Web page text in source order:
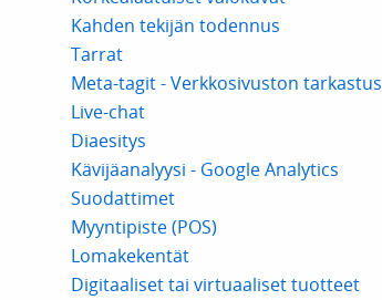
Kahden tekijän todennus
Tarrat
Meta-tagit - Verkkosivuston tarkastus
Live-chat
Diaesitys
Kävijäanalyysi - Google Analytics
Suodattimet
Myyntipiste (POS)
Lomakekentät
Digitaaliset tai virtuaaliset tuotteet